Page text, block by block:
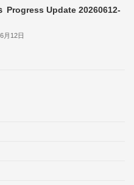
Progress Update 20260612-
月12日